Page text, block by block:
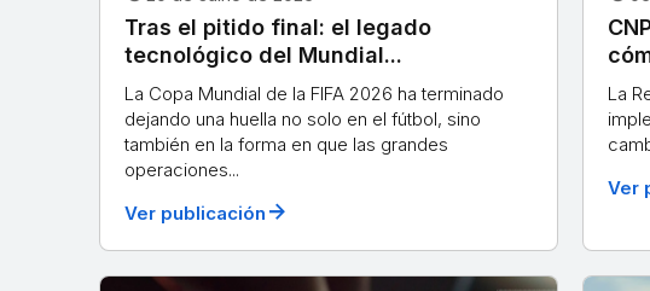
Tras el pitido final: el legado
tecnológico del Mundial...
La Copa Mundial de la FIFA 2026 ha terminado
dejando una huella no solo en el fútbol, sino
también en la forma en que las grandes
operaciones...
Ver publicación arrow_forward
La
Ver